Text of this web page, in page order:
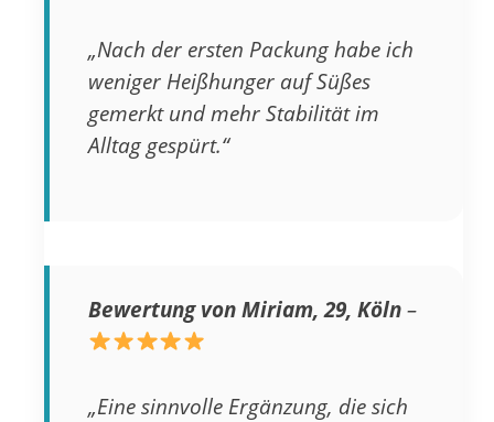
„Nach der ersten Packung habe ich
weniger Heißhunger auf Süßes
gemerkt und mehr Stabilität im
Alltag gespürt.“
Bewertung von Miriam, 29, Köln –
„Eine sinnvolle Ergänzung, die sich